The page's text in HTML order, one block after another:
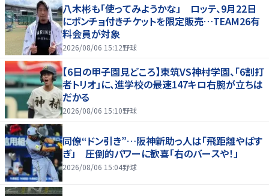
八木彬も「使ってみようかな」 ロッテ、9月22日
にポンチョ付きチケットを限定販売…TEAM26有
料会員が対象
2026/08/06 15:12野球
【6日の甲子園見どころ】東筑VS神村学園、「6割打
者トリオ」に、進学校の最速147キロ右腕が立ちは
だかる
2026/08/06 15:10野球
同僚“ドン引き”…阪神新助っ人は「飛距離やばす
ぎ」 圧倒的パワーに歓喜「右のバースや！」
2026/08/06 15:04野球